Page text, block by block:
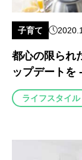
子育て
都心の限られ
ップデートを
ライフスタイル